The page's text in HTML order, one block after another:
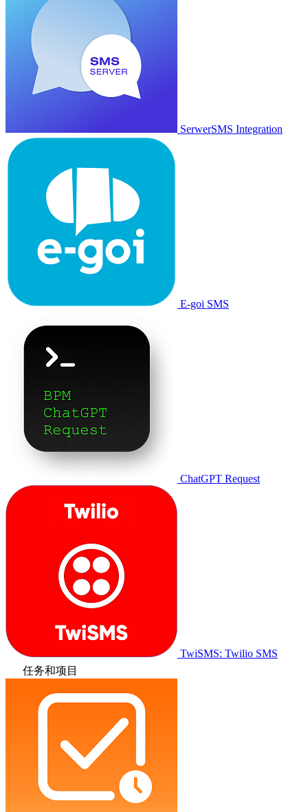
SerwerSMS Integration
E-goi SMS
ChatGPT Request
TwiSMS: Twilio SMS
任务和项目